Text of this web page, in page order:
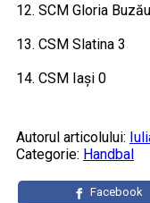
12. SCM Gloria
13. CSM Slatina 3
14. CSM Iași 0
Autorul articolului:
Categorie: Handbal
Facebook